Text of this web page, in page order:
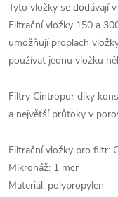
Tyto vložky se dodávají
Filtrační vložky 150 a
umožňují proplach
používat jednu vložku
Filtry Cintropur diky
a největší průtoky v
Filtrační vložky pro filtr:
Mikronáž: 1 mcr
Materiál: polypropylen